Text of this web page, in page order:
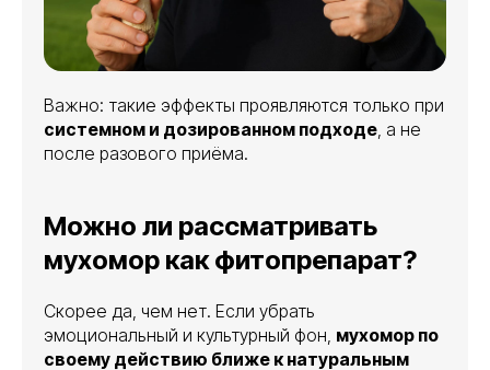
Важно: такие эффекты проявляются только при
системном и дозированном подходе , а не
после разового приёма.
Можно ли рассматривать
мухомор как фитопрепарат?
Скорее да, чем нет. Если убрать
эмоциональный и культурный фон, мухомор по
своему действию ближе к натуральным